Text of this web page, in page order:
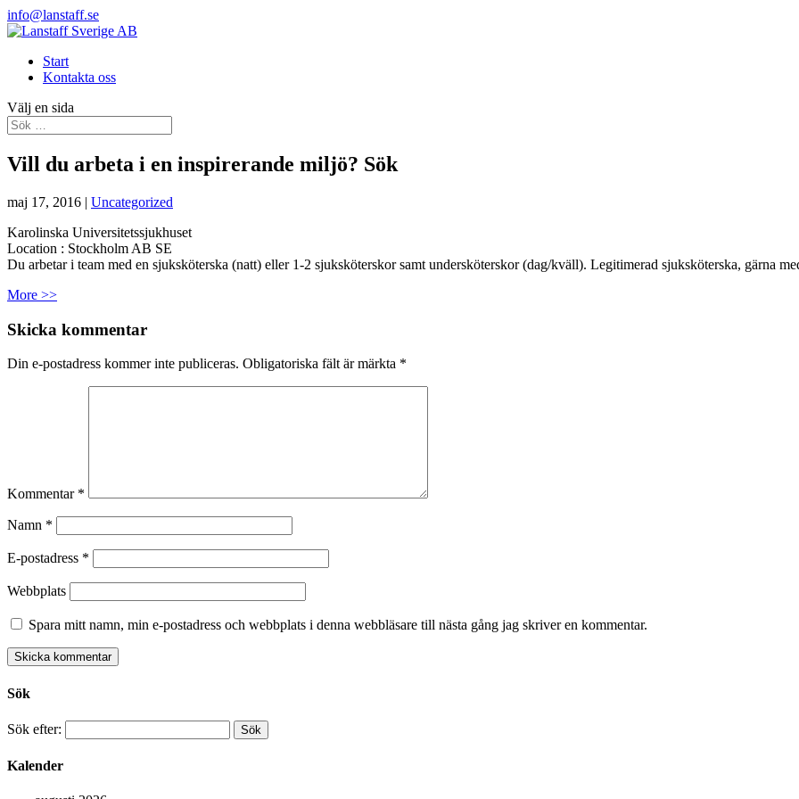
info@lanstaff.se
Start
Kontakta oss
Välj en sida
Vill du arbeta i en inspirerande miljö? Sök
maj 17, 2016 | Uncategorized
Karolinska Universitetssjukhuset
Location : Stockholm AB SE
Du arbetar i team med en sjuksköterska (natt) eller 1-2 sjuksköterskor samt undersköterskor (dag/kväll). Legitimerad sjuksköterska, gärna
More >>
Skicka kommentar
Din e-postadress kommer inte publiceras. Obligatoriska fält är märkta *
Kommentar *
Namn *
E-postadress *
Webbplats
Spara mitt namn, min e-postadress och webbplats i denna webbläsare till nästa gång jag skriver en kommentar.
Sök
Sök efter:
Kalender